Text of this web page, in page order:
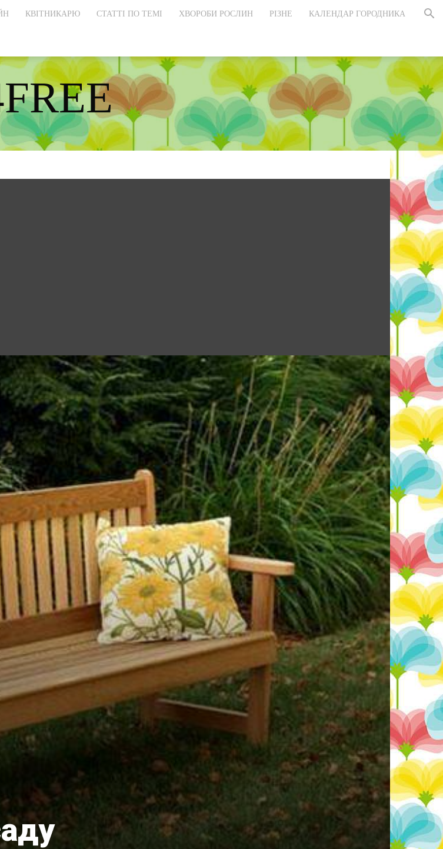
КВІТНИКАРЮ СТАТТІ ПО ТЕМІ ХВОРОБИ РОСЛИН РІЗНЕ КАЛЕНДАР ГОРОДНИКА
THE ART OF PUBLISHING